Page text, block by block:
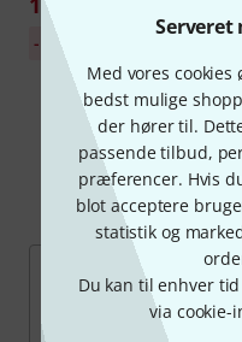
Med vores
bedst mulige
der hører til.
passende tilbud,
præferencer. Hvis
blot acceptere
statistik og
Du kan til enhver
via cookie-
30-dages-bedste-
-12%